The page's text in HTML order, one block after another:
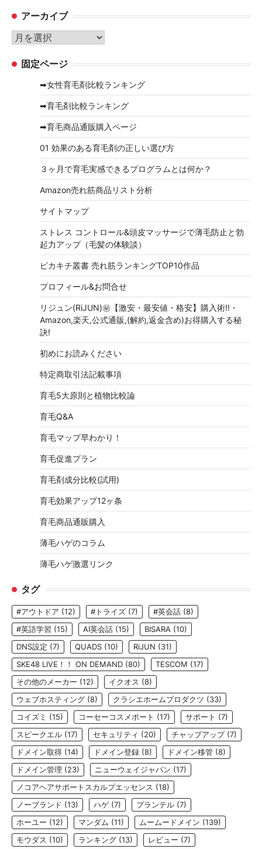
ゴ
リ
ー
アーカイブ
ア
カ 固定ページ
➡女性育毛剤比較ランキング
➡育毛剤比較ランキング
➡育毛商品通販購入ページ
01 効果のある育毛剤の正しい選び方
３ヶ月で育毛実感できるプログラムとは何か？
Amazon売れ筋商品リスト分析
サイトマップ
ストレス コントロール&頭皮マッサージで薄毛防止と勃
起力アップ（毛髪の体験談）
ピカキチ叢書 売れ筋ランキングTOP10作品
プロフィール&お問合せ
リジュン(RiJUN)㊙【激安・最安値・格安】購入術!!・
Amazon,楽天,公式通販,(解約,返金含め)お得購入する秘
訣!
初めにお読みください
特定商取引法記載事項
育毛5大原則と植物比較論
育毛Q&A
育毛マップ早わかり！
育毛促進プラン
育毛剤成分比較(試用)
育毛効果アップ12ヶ条
育毛商品通販購入
薄毛ハゲのコラム
薄毛ハゲ激選リンク
タグ
#アウトドア (12) #トライズ (7) #英会話 (8)
#英語学習 (15) AI英会話 (15) BISARA (10)
DNS設定 (7) QUADS (10) RiJUN (31)
SKE48 LIVE！！ ON DEMAND (80) TESCOM (17)
その他のメーカー (12) イクオス (8)
ウェブホスティング (8) クラシエホームプロダクツ (33)
コイズミ (15) コーセーコスメポート (17) サポート (7)
スピークエル (17) セキュリティ (20) チャップアップ(7)
ドメイン取得 (14) ドメイン登録 (8) ドメイン移管 (8)
ドメイン管理 (23) ニューウェイジャパン (17)
ノコアヘアサポートスカルプエッセンス (18)
ノーブランド (13) ハゲ (7) プランテル (7)
ホーユー (12) マンダム (11) ムームードメイン (139)
モウダス (10) ランキング (13) レビュー (7)